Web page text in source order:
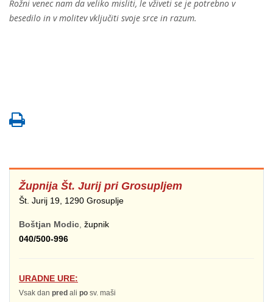
Rožni venec nam da veliko misliti, le vživeti se je potrebno v
besedilo in v molitev vključiti svoje srce in razum.
Župnija Št. Jurij pri Grosupljem
Št. Jurij 19, 1290 Grosuplje
Boštjan Modic župnik
040/500-996
URADNE URE:
Vsak dan pred ali po sv. maši